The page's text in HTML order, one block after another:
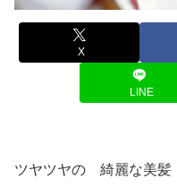
X
LINE
ツヤツヤの 綺麗な美髪